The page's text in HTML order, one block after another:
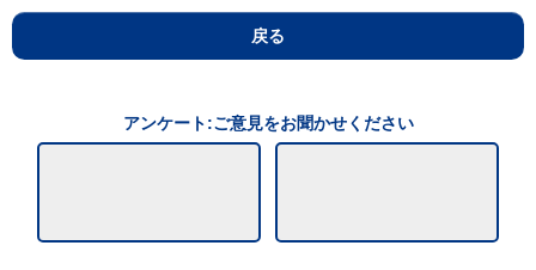
戻る
アンケート:ご意見をお聞かせください